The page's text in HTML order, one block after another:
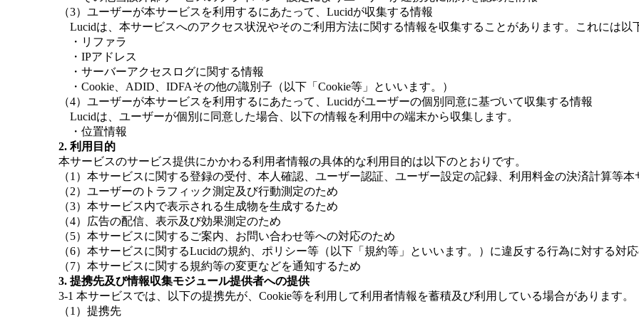
（3）ユーザーが本サービスを利用するにあたって、Lucidが収集する情報
Lucidは、本サービスへのアクセス状況やそのご利用方法に関する情報を収集することがあります。これには以
・リファラ
・IPアドレス
・サーバーアクセスログに関する情報
・Cookie、ADID、IDFAその他の識別子（以下「Cookie等」といいます。）
（4）ユーザーが本サービスを利用するにあたって、Lucidがユーザーの個別同意に基づいて収集する情報
Lucidは、ユーザーが個別に同意した場合、以下の情報を利用中の端末から収集します。
・位置情報
2. 利用目的
本サービスのサービス提供にかかわる利用者情報の具体的な利用目的は以下のとおりです。
（1）本サービスに関する登録の受付、本人確認、ユーザー認証、ユーザー設定の記録、利用料金の決済計算等
（2）ユーザーのトラフィック測定及び行動測定のため
（3）本サービス内で表示される生成物を生成するため
（4）広告の配信、表示及び効果測定のため
（5）本サービスに関するご案内、お問い合わせ等への対応のため
（6）本サービスに関するLucidの規約、ポリシー等（以下「規約等」といいます。）に違反する行為に対する対
（7）本サービスに関する規約等の変更などを通知するため
3. 提携先及び情報収集モジュール提供者への提供
3-1 本サービスでは、以下の提携先が、Cookie等を利用して利用者情報を蓄積及び利用している場合があります。
（1）提携先